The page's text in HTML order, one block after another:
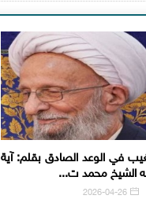
في الوعد الصادق بقلم: آية
الشيخ محمد ت...
2026-04-26